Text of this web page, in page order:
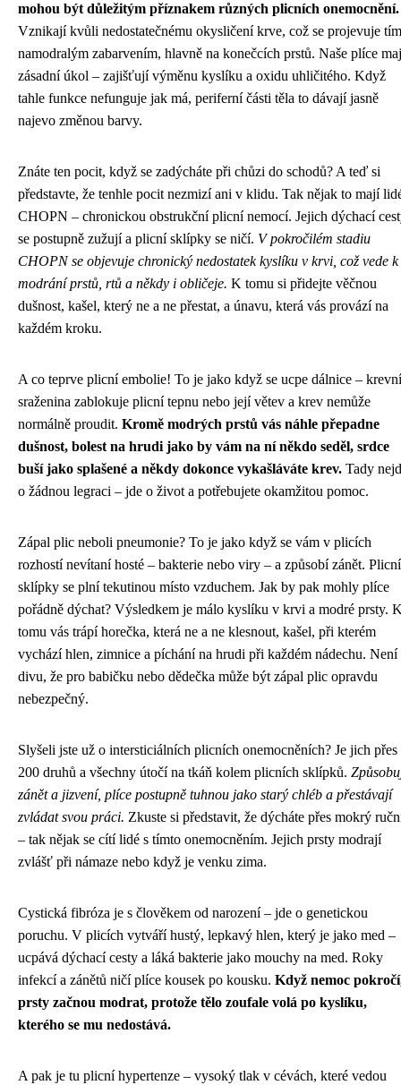
mohou být důležitým příznakem různých plicních onemocnění.
Vznikají kvůli nedostatečnému okysličení krve, což se projevuje tím
namodralým zabarvením, hlavně na konečcích prstů. Naše plíce
zásadní úkol – zajišťují výměnu kyslíku a oxidu uhličitého. Když
tahle funkce nefunguje jak má, periferní části těla to dávají jasně
najevo změnou barvy.
Znáte ten pocit, když se zadýcháte při chůzi do schodů? A teď si
představte, že tenhle pocit nezmizí ani v klidu. Tak nějak to mají
CHOPN – chronickou obstrukční plicní nemocí. Jejich dýchací
se postupně zužují a plicní sklípky se ničí. V pokročilém stadiu
CHOPN se objevuje chronický nedostatek kyslíku v krvi, což vede k
modrání prstů, rtů a někdy i obličeje. K tomu si přidejte věčnou
dušnost, kašel, který ne a ne přestat, a únavu, která vás provází na
každém kroku.
A co teprve plicní embolie! To je jako když se ucpe dálnice – krevní
sraženina zablokuje plicní tepnu nebo její větev a krev nemůže
normálně proudit. Kromě modrých prstů vás náhle přepadne
dušnost, bolest na hrudi jako by vám na ní někdo seděl, srdce
buší jako splašené a někdy dokonce vykašláváte krev. Tady
o žádnou legraci – jde o život a potřebujete okamžitou pomoc.
Zápal plic neboli pneumonie? To je jako když se vám v plicích
rozhostí nevítaní hosté – bakterie nebo viry – a způsobí zánět. Plicní
sklípky se plní tekutinou místo vzduchem. Jak by pak mohly plíce
pořádně dýchat? Výsledkem je málo kyslíku v krvi a modré prsty.
tomu vás trápí horečka, která ne a ne klesnout, kašel, při kterém
vychází hlen, zimnice a píchání na hrudi při každém nádechu. Není
divu, že pro babičku nebo dědečka může být zápal plic opravdu
nebezpečný.
Slyšeli jste už o intersticiálních plicních onemocněních? Je jich přes
200 druhů a všechny útočí na tkáň kolem plicních sklípků.
zánět a jizvení, plíce postupně tuhnou jako starý chléb a přestávají
zvládat svou práci. Zkuste si představit, že dýcháte přes mokrý
– tak nějak se cítí lidé s tímto onemocněním. Jejich prsty modrají
zvlášť při námaze nebo když je venku zima.
Cystická fibróza je s člověkem od narození – jde o genetickou
poruchu. V plicích vytváří hustý, lepkavý hlen, který je jako med –
ucpává dýchací cesty a láká bakterie jako mouchy na med. Roky
infekcí a zánětů ničí plíce kousek po kousku. Když nemoc
prsty začnou modrat, protože tělo zoufale volá po kyslíku,
kterého se mu nedostává.
A pak je tu plicní hypertenze – vysoký tlak v cévách, které vedou